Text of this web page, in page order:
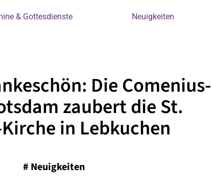
& Gottesdienste Neuigkeiten
Die Comenius-
zaubert die St.
in Lebkuchen
# Neuigkeiten